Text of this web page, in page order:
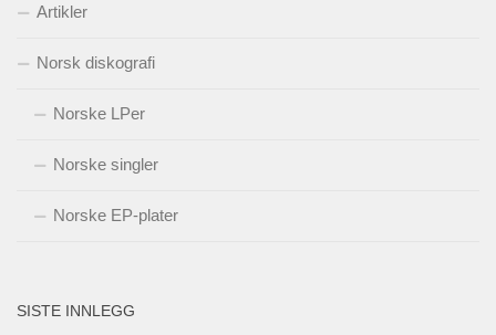
Artikler
Norsk diskografi
Norske LPer
Norske singler
Norske EP-plater
SISTE INNLEGG